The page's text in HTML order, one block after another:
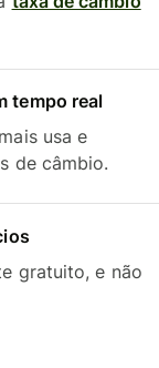
tempo real
usa e
de câmbio.
gratuito, e não